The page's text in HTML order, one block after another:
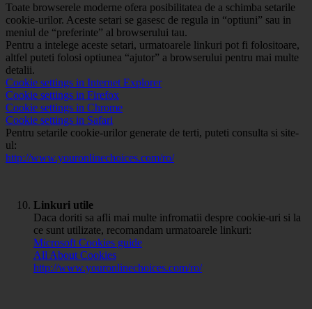
Toate browserele moderne ofera posibilitatea de a schimba setarile
cookie-urilor. Aceste setari se gasesc de regula in “optiuni” sau in
meniul de “preferinte” al browserului tau.
Pentru a intelege aceste setari, urmatoarele linkuri pot fi folositoare,
altfel puteti folosi optiunea “ajutor” a browserului pentru mai multe
detalii.
Cookie settings in Internet Explorer
Cookie settings in Firefox
Cookie settings in Chrome
Cookie settings in Safari
Pentru setarile cookie-urilor generate de terti, puteti consulta si site-
ul:
http://www.youronlinechoices.com/ro/
Linkuri utile
Daca doriti sa afli mai multe infromatii despre cookie-uri si la
ce sunt utilizate, recomandam urmatoarele linkuri:
Microsoft Cookies guide
All About Cookies
http://www.youronlinechoices.com/ro/